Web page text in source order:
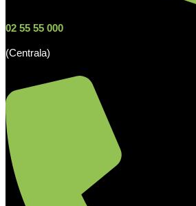
02 55 55 000
(Centrala)